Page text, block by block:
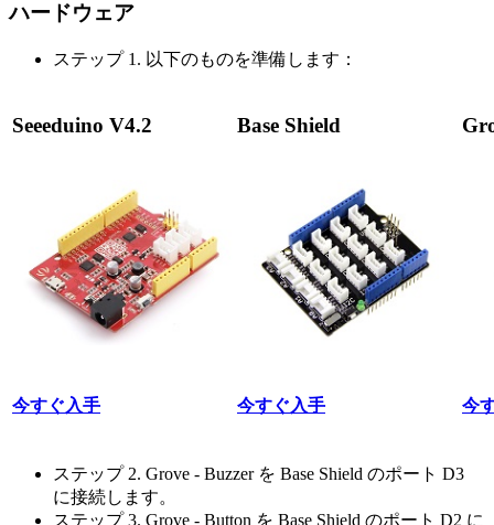
ハードウェア
ステップ 1. 以下のものを準備します：
Seeeduino V4.2 Base Shield
今すぐ入手 今すぐ入手 今
ステップ 2. Grove - Buzzer を Base Shield のポート D3
に接続します。
ステップ 3. Grove - Button を Base Shield のポート D2 に